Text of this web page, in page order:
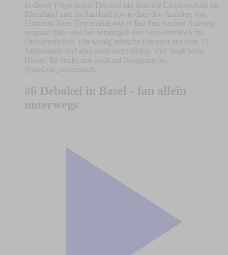
In dieser Folge reden Tim und Ian über die Landespokale im
Rheinland und im Saarland sowie über den Aufstieg von
Eintracht Trier. Tim erzählt wie er fast den Aachen Aufstieg
verpasst hätte und Ian bemängelt den Auswärtsblock im
Dreisamstadion. Ein wenig britische Literatur aus dem 19.
Jahrhundert darf aber auch nicht fehlen. Viel Spaß beim
Hören! Ihr findet uns auch auf Instagram bei
@stadion_stammtisch.
#6 Debakel in Basel - Ian allein
unterwegs